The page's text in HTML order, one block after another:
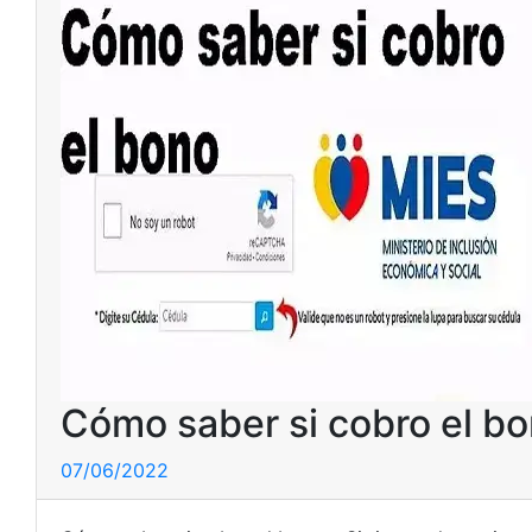
Cómo saber si cobro el
07/06/2022